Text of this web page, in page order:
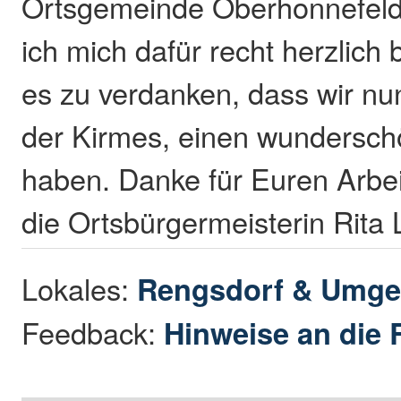
ich mich dafür recht herzlich
es zu verdanken, dass wir
der Kirmes, einen
haben. Danke für Euren
die Ortsbürgermeisterin Rita
Lokales: Rengsdorf &
Feedback: Hinweise an die